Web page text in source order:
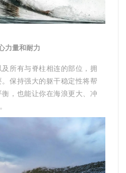
力量和耐力
所有与脊柱相连的部位，拥
保持强大的躯干稳定性将帮
，也能让你在海浪更大、冲